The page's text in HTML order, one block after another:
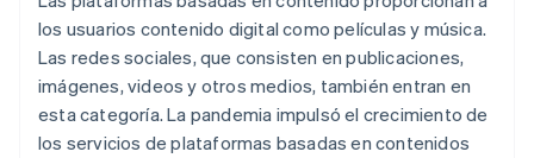
los usuarios contenido digital como películas y música.
Las redes sociales, que consisten en publicaciones,
imágenes, videos y otros medios, también entran en
esta categoría. La pandemia impulsó el crecimiento de
los servicios de plataformas basadas en contenidos